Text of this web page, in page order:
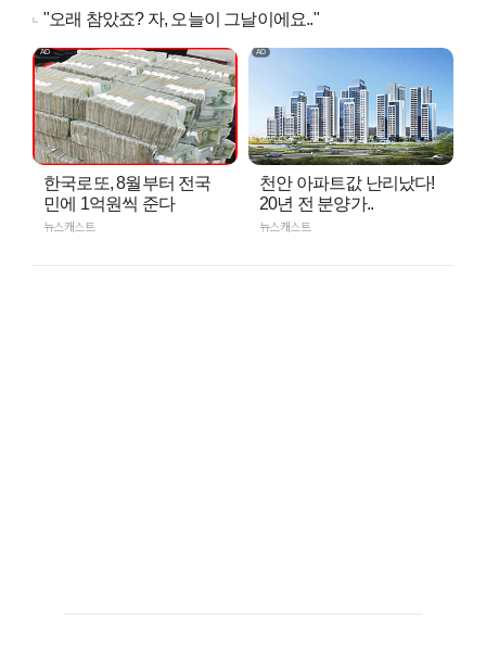
"오래 참았죠? 자, 오늘이 그날이에요.."
한국로또, 8월부터 전국
민에 1억원씩 준다
뉴스캐스트
천안 아파트값 난리났다!
20년 전 분양가..
뉴스캐스트